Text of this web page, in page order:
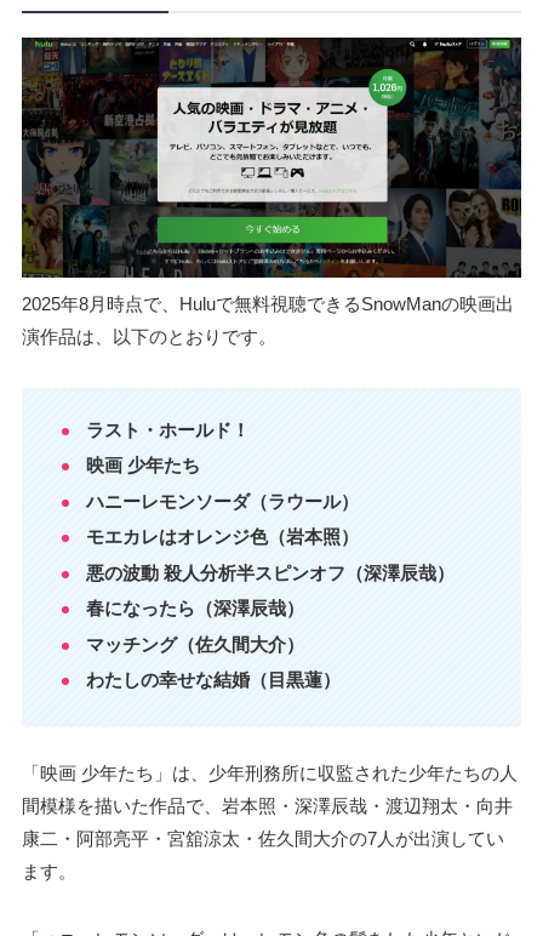
2025年8月時点で、Huluで無料視聴できるSnowManの映画出
演作品は、以下のとおりです。
ラスト・ホールド！
映画 少年たち
ハニーレモンソーダ（ラウール）
モエカレはオレンジ色（岩本照）
悪の波動 殺人分析半スピンオフ（深澤辰哉）
春になったら（深澤辰哉）
マッチング（佐久間大介）
わたしの幸せな結婚（目黒蓮）
「映画 少年たち」は、少年刑務所に収監された少年たちの人
間模様を描いた作品で、岩本照・深澤辰哉・渡辺翔太・向井
康二・阿部亮平・宮舘涼太・佐久間大介の7人が出演してい
ます。